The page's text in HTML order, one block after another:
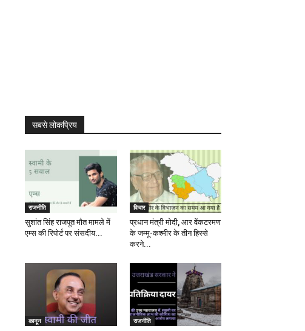
सबसे लोकप्रिय
राजनीति
सुशांत सिंह राजपूत मौत मामले में
एम्स की रिपोर्ट पर संसदीय...
विचार
प्रधान मंत्री मोदी, आर वेंकटरमण
के जम्मू-कश्मीर के तीन हिस्से
करने...
कानून राजनीति